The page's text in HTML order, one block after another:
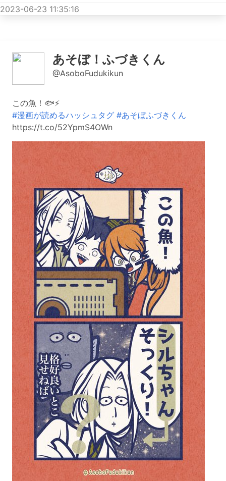
2023-06-23 11:35:16
あそぼ！ふづきくん
@AsoboFudukikun
この魚！🐟⚡️
#漫画が読めるハッシュタグ #あそぼふづきくん
https://t.co/52YpmS4OWn